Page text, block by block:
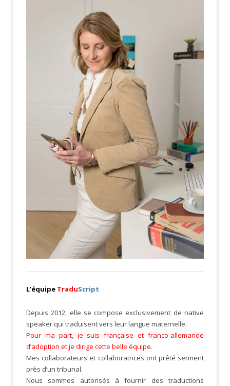
L’équipe TraduScript
Depuis 2012, elle se compose exclusivement de native
speaker qui traduisent vers leur langue maternelle.
Pour ma part, je suis française et franco-allemande
d’adoption et je dirige cette belle équipe.
Mes collaborateurs et collaboratrices ont prêté serment
près d’un tribunal.
Nous sommes autorisés à fournir des traductions